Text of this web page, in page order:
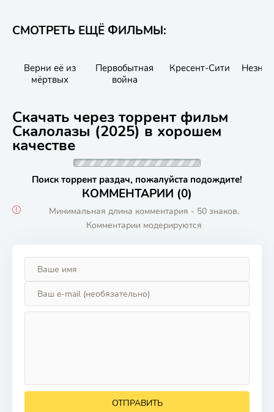
СМОТРЕТЬ ЕЩЁ ФИЛЬМЫ:
Верни её из
мёртвых
Первобытная
война
Кресент-Сити
Скачать через торрент фильм
Скалолазы (2025) в хорошем
качестве
Поиск торрент раздач, пожалуйста подождите!
КОММЕНТАРИИ (0)
Минимальная длина комментария - 50 знаков.
Комментарии модерируются
ОТПРАВИТЬ